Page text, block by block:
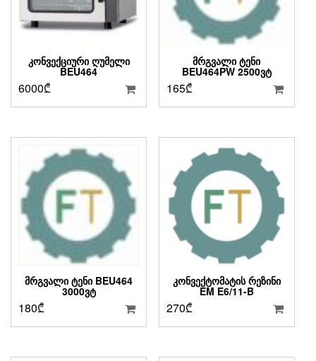
ᲙᲝᲜᲕᲔᲥᲪᲘᲣᲠᲘ ᲦᲣᲛᲔᲚᲘ
BEU464
6000₾
ᲛᲠᲒᲕᲐᲚᲘ ᲢᲔᲜᲘ
BEU464PW 2500ᲕᲢ
165₾
ᲛᲠᲒᲕᲐᲚᲘ ᲢᲔᲜᲘ BEU464
3000ᲕᲢ
180₾
ᲙᲝᲜᲕᲔᲥᲢᲝᲛᲐᲢᲘᲡ ᲠᲔᲖᲘᲜᲘ
EM E6/11-B
270₾